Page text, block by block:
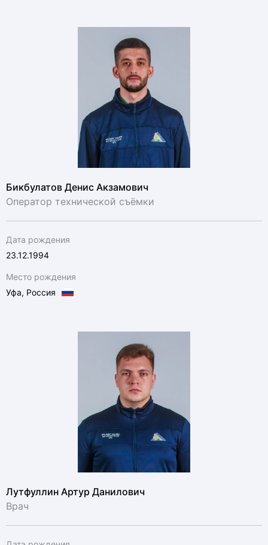
Бикбулатов Денис Акзамович
Оператор технической съёмки
Дата рождения
23.12.1994
Место рождения
Уфа, Россия
Лутфуллин Артур Данилович
Врач